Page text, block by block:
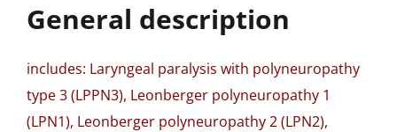
General description
includes: Laryngeal paralysis with polyneuropathy
type 3 (LPPN3), Leonberger polyneuropathy 1
(LPN1), Leonberger polyneuropathy 2 (LPN2),